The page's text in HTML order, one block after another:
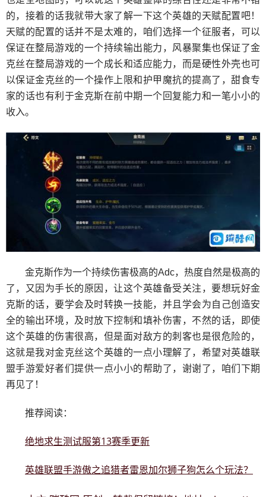
的，接着的话我就带大家了解一下这个英雄的天赋配置吧！
天赋的配置的话并不是太难的，咱们选择一个征服者，可以
保证在整局游戏的一个持续输出能力，风暴聚集也保证了金
克丝在整局游戏的一个成长和适应能力，而是硬性外壳也可
以保证金克丝的一个操作上限和护甲魔抗的提高了，甜食专
家的话也有利于金克斯在前中期一个回复能力和一笔小小的
收入。
金克斯作为一个持续伤害极高的Adc，热度自然是极高的
了，又因为手长的原因，让这个英雄备受关注，要想玩好金
克斯的话，要学会及时转换一技能，并且学会为自己创造安
全的输出环境，及时放下控制和填补伤害，不然的话，即使
这个英雄的伤害很高，但是面对敌方的刺客也是很危险的，
这就是我对金克丝这个英雄的一点小理解了，希望对英雄联
盟手游爱好者们提供一点小小的帮助了，谢谢了，咱们下期
再见了！
推荐阅读：
绝地求生测试服第13赛季更新
英雄联盟手游傲之追猎者雷恩加尔狮子狗怎么个玩法？